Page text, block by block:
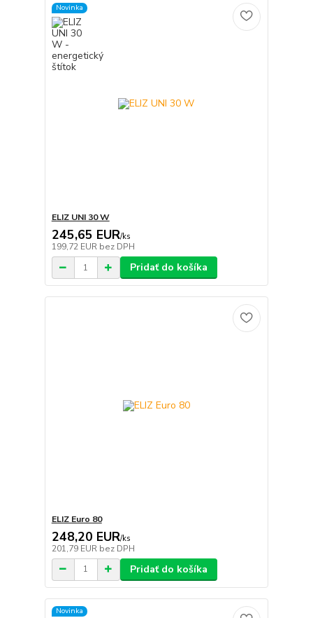
Novinka
ELIZ UNI 30 W
245,65 EUR/ks
199,72 EUR bez DPH
Pridať do košíka
ELIZ Euro 80
248,20 EUR/ks
201,79 EUR bez DPH
Pridať do košíka
Novinka